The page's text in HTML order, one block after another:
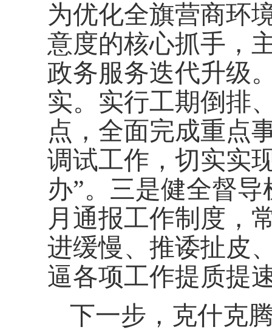
为优化全旗营商环
意度的核心抓手，
政务服务迭代升级
实。实行工期倒排
点，全面完成重点
调试工作，切实实
办”。三是健全督
月通报工作制度，
进缓慢、推诿扯皮
逼各项工作提质提
下一步，克什克